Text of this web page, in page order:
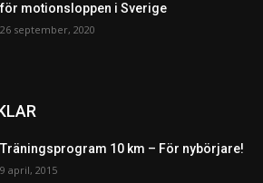
för motionsloppen i Sverige
26 september, 2020
Träningsprogram 10 km – För nybörjare!
9 april, 2015